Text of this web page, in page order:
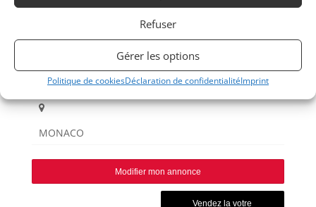
Refuser
Gérer les options
Politique de cookiesDéclaration de confidentialitéImprint
1981
MONACO
Modifier mon annonce